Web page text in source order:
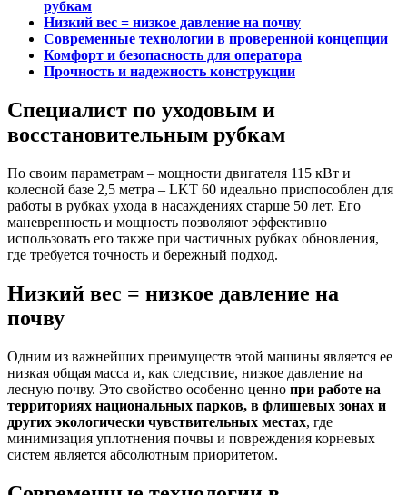
рубкам
Низкий вес = низкое давление на почву
Современные технологии в проверенной концепции
Комфорт и безопасность для оператора
Прочность и надежность конструкции
Специалист по уходовым и
восстановительным рубкам
По своим параметрам – мощности двигателя 115 кВт и
колесной базе 2,5 метра – LKT 60 идеально приспособлен для
работы в рубках ухода в насаждениях старше 50 лет. Его
маневренность и мощность позволяют эффективно
использовать его также при частичных рубках обновления,
где требуется точность и бережный подход.
Низкий вес = низкое давление на
почву
Одним из важнейших преимуществ этой машины является ее
низкая общая масса и, как следствие, низкое давление на
лесную почву. Это свойство особенно ценно при работе на
территориях национальных парков, в флишевых зонах и
других экологически чувствительных местах, где
минимизация уплотнения почвы и повреждения корневых
систем является абсолютным приоритетом.